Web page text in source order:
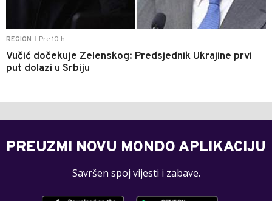
REGION Pre 10 h
Vučić dočekuje Zelenskog: Predsjednik Ukrajine prvi
put dolazi u Srbiju
PREUZMI NOVU MONDO APLIKACIJU
Savršen spoj vijesti i zabave.